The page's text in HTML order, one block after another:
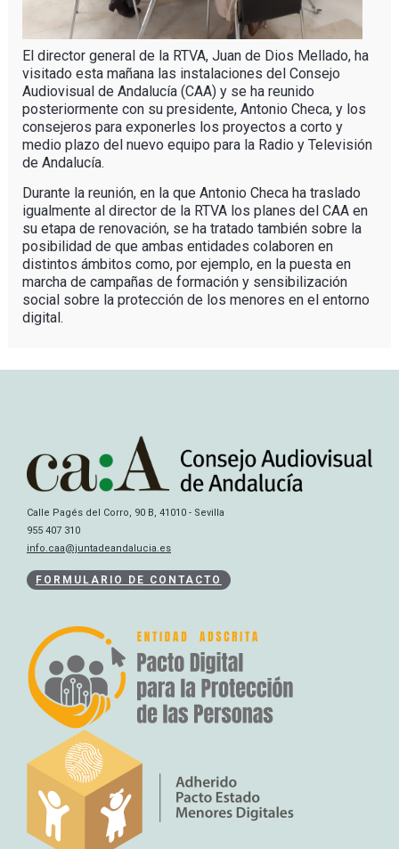
El director general de la RTVA, Juan de Dios Mellado, ha
visitado esta mañana las instalaciones del Consejo
Audiovisual de Andalucía (CAA) y se ha reunido
posteriormente con su presidente, Antonio Checa, y los
consejeros para exponerles los proyectos a corto y
medio plazo del nuevo equipo para la Radio y Televisión
de Andalucía.
Durante la reunión, en la que Antonio Checa ha traslado
igualmente al director de la RTVA los planes del CAA en
su etapa de renovación, se ha tratado también sobre la
posibilidad de que ambas entidades colaboren en
distintos ámbitos como, por ejemplo, en la puesta en
marcha de campañas de formación y sensibilización
social sobre la protección de los menores en el entorno
digital.
Calle Pagés del Corro, 90 B, 41010 - Sevilla
955 407 310
info.caa@juntadeandalucia.es
FORMULARIO DE CONTACTO